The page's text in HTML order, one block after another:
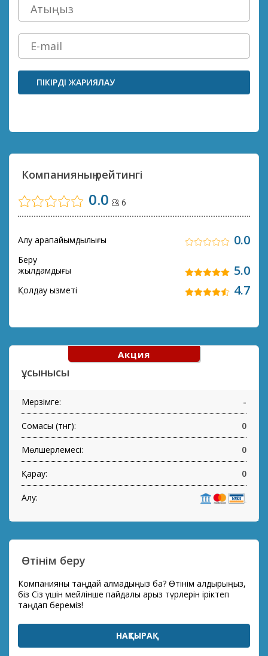
ПІКІРДІ ЖАРИЯЛАУ
Компанияның рейтингі
0.0 6
Алу қарапайымдылығы 0.0
Беру
жылдамдығы
5.0
Қолдау қызметі 4.7
Акция
ұсынысы
Мерзімге: -
Сомасы (тнг): 0
Мөлшерлемесі: 0
Қарау: 0
Алу:
Өтінім беру
Компанияны таңдай алмадыңыз ба? Өтінім қалдырыңыз,
біз Сіз үшін мейлінше пайдалы қарыз түрлерін іріктеп
таңдап береміз!
НАҚТЫРАҚ